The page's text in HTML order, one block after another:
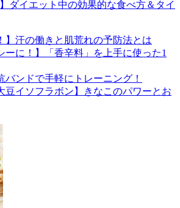
ダイエット中の効果的な食べ方＆タイ
】汗の働きと肌荒れの予防法とは
ーに！】「香辛料」を上手に使った1
バンドで手軽にトレーニング！
豆イソフラボン】きなこのパワーとお